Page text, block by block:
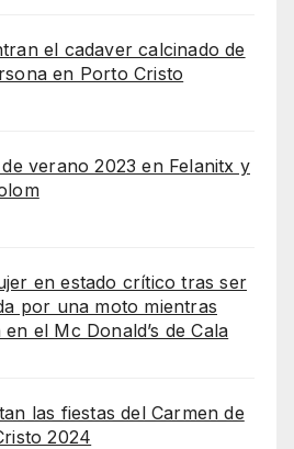
el cadaver calcinado de
en Porto Cristo
de verano 2023 en Felanitx y
en estado crítico tras ser
por una moto mientras
el Mc Donald’s de Cala
las fiestas del Carmen de
2024